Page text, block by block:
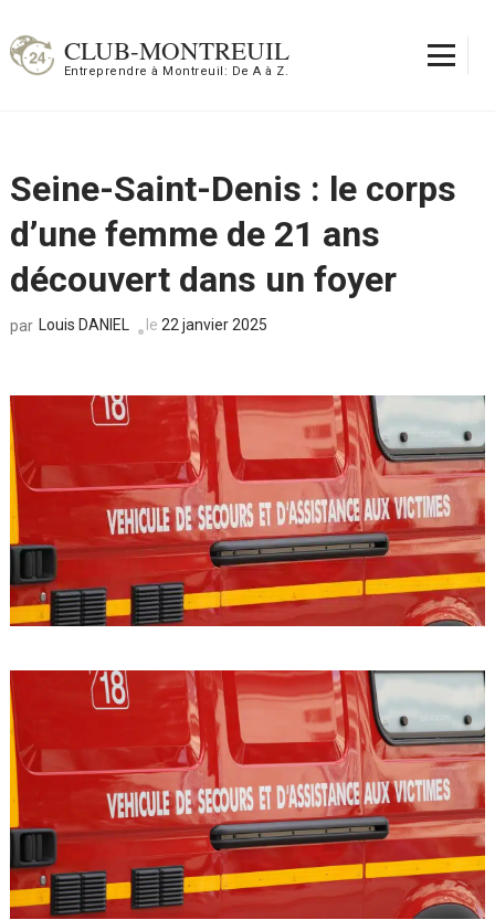
au
contenu
CLUB-MONTREUIL
Entreprendre à Montreuil: De A à Z.
Seine-Saint-Denis : le corps
d’une femme de 21 ans
découvert dans un foyer
par Louis DANIEL le 22 janvier 2025